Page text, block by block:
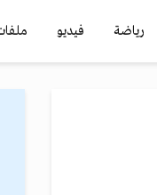
رياضة فيديو